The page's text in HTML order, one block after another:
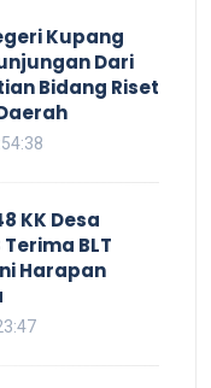
Kupang
Dari
Bidang Riset
KK Desa
BLT
Harapan